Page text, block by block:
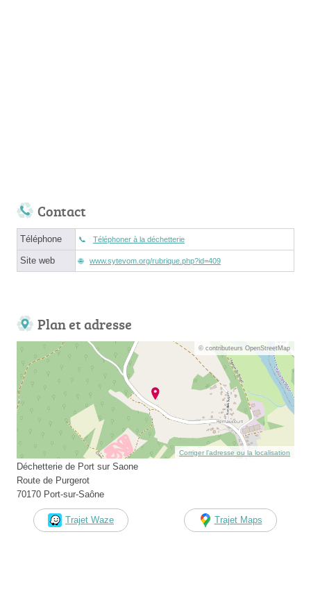
Contact
Téléphone Téléphoner à la déchetterie
Site web www.sytevom.org/rubrique.php?id=409
Plan et adresse
© contributeurs OpenStreetMap
Corriger l’adresse ou la localisation
Déchetterie de Port sur Saone
Route de Purgerot
70170 Port-sur-Saône
Trajet Waze Trajet Maps